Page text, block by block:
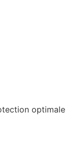
optimale